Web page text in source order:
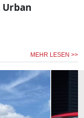
Urban
MEHR LESEN >>